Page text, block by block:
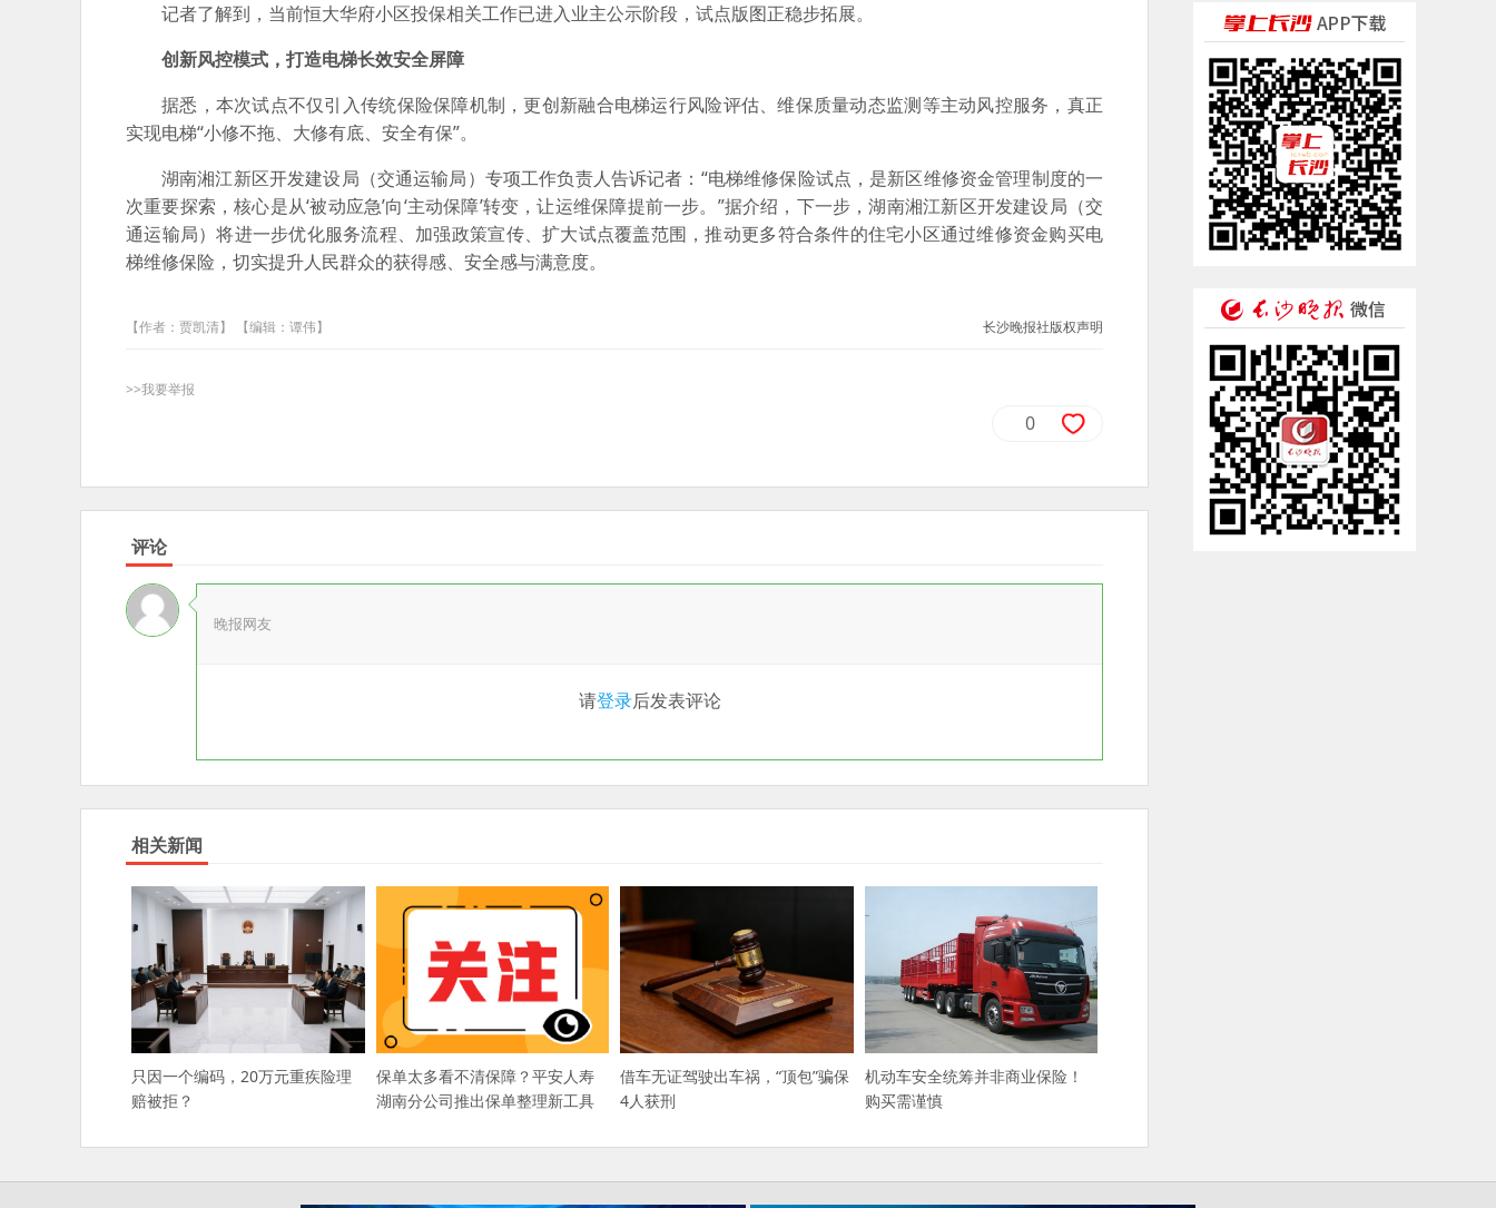
记者了解到，当前恒大华府小区投保相关工作已进入业主公示阶段，试点版图正稳步拓展。
创新风控模式，打造电梯长效安全屏障
据悉，本次试点不仅引入传统保险保障机制，更创新融合电梯运行风险评估、维保质量动态监测等主动风控服务，真正
实现电梯“小修不拖、大修有底、安全有保”。
湖南湘江新区开发建设局（交通运输局）专项工作负责人告诉记者：“电梯维修保险试点，是新区维修资金管理制度的一
次重要探索，核心是从‘被动应急’向‘主动保障’转变，让运维保障提前一步。”据介绍，下一步，湖南湘江新区开发建设局（交
通运输局）将进一步优化服务流程、加强政策宣传、扩大试点覆盖范围，推动更多符合条件的住宅小区通过维修资金购买电
梯维修保险，切实提升人民群众的获得感、安全感与满意度。
【作者：贾凯清】 【编辑：谭伟】 长沙晚报社版权声明
>>我要举报
0
评论
晚报网友
请登录后发表评论
相关新闻
只因一个编码，20万元重疾险理
赔被拒？
保单太多看不清保障？平安人寿
湖南分公司推出保单整理新工具
借车无证驾驶出车祸，“顶包”骗保
4人获刑
机动车安全统筹并非商业保险！
购买需谨慎